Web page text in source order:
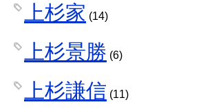
上杉家 (14)
上杉景勝 (6)
上杉謙信 (11)